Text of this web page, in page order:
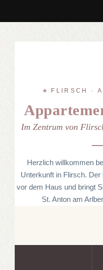
FLIRSCH ·
Im Zentrum von
Herzlich willkommen
Unterkunft in Flirsch.
vor dem Haus und bringt
St. Anton am